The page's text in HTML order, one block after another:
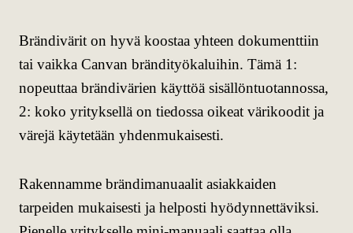
Brändivärit on hyvä koostaa yhteen dokumenttiin
tai vaikka Canvan brändityökaluihin. Tämä 1:
nopeuttaa brändivärien käyttöä sisällöntuotannossa,
2: koko yrityksellä on tiedossa oikeat värikoodit ja
värejä käytetään yhdenmukaisesti.
Rakennamme brändimanuaalit asiakkaiden
tarpeiden mukaisesti ja helposti hyödynnettäviksi.